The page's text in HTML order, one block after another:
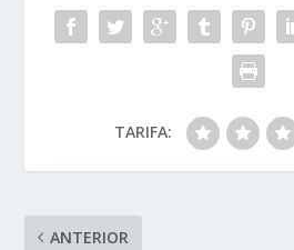
TARIFA:
ANTERIOR